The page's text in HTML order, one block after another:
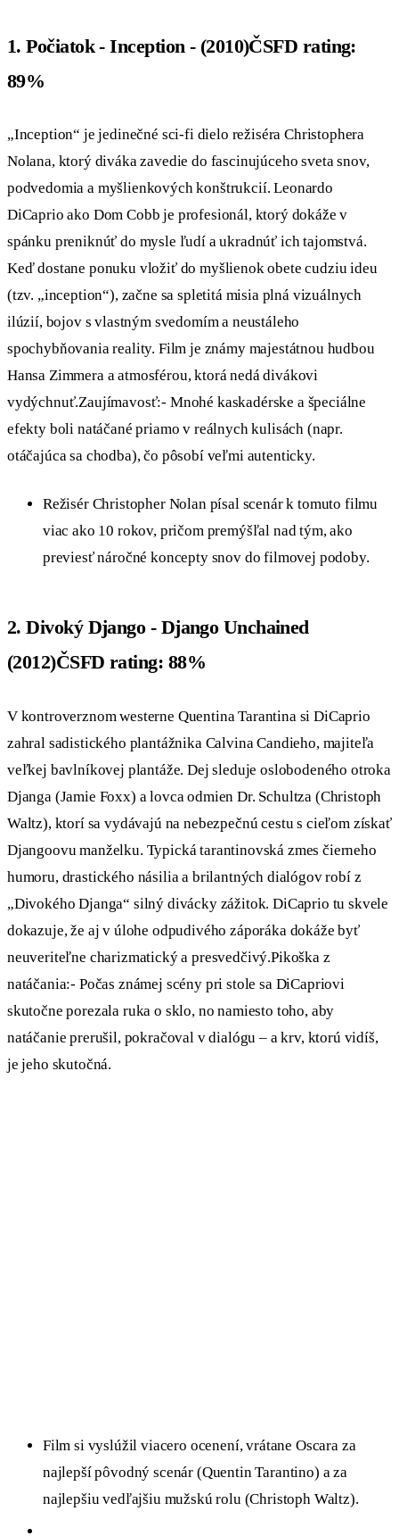
1. Počiatok - Inception - (2010)ČSFD rating:
89%
„Inception“ je jedinečné sci-fi dielo režiséra Christophera
Nolana, ktorý diváka zavedie do fascinujúceho sveta snov,
podvedomia a myšlienkových konštrukcií. Leonardo
DiCaprio ako Dom Cobb je profesionál, ktorý dokáže v
spánku preniknúť do mysle ľudí a ukradnúť ich tajomstvá.
Keď dostane ponuku vložiť do myšlienok obete cudziu ideu
(tzv. „inception“), začne sa spletitá misia plná vizuálnych
ilúzií, bojov s vlastným svedomím a neustáleho
spochybňovania reality. Film je známy majestátnou hudbou
Hansa Zimmera a atmosférou, ktorá nedá divákovi
vydýchnuť.Zaujímavosť:- Mnohé kaskadérske a špeciálne
efekty boli natáčané priamo v reálnych kulisách (napr.
otáčajúca sa chodba), čo pôsobí veľmi autenticky.
Režisér Christopher Nolan písal scenár k tomuto filmu
viac ako 10 rokov, pričom premýšľal nad tým, ako
previesť náročné koncepty snov do filmovej podoby.
2. Divoký Django - Django Unchained
(2012)ČSFD rating: 88%
V kontroverznom westerne Quentina Tarantina si DiCaprio
zahral sadistického plantážnika Calvina Candieho, majiteľa
veľkej bavlníkovej plantáže. Dej sleduje oslobodeného otroka
Djanga (Jamie Foxx) a lovca odmien Dr. Schultza (Christoph
Waltz), ktorí sa vydávajú na nebezpečnú cestu s cieľom získať
Djangoovu manželku. Typická tarantinovská zmes čierneho
humoru, drastického násilia a brilantných dialógov robí z
„Divokého Djanga“ silný divácky zážitok. DiCaprio tu skvele
dokazuje, že aj v úlohe odpudivého záporáka dokáže byť
neuveriteľne charizmatický a presvedčivý.Pikoška z
natáčania:- Počas známej scény pri stole sa DiCapriovi
skutočne porezala ruka o sklo, no namiesto toho, aby
natáčanie prerušil, pokračoval v dialógu – a krv, ktorú vidíš,
je jeho skutočná.
Film si vyslúžil viacero ocenení, vrátane Oscara za
najlepší pôvodný scenár (Quentin Tarantino) a za
najlepšiu vedľajšiu mužskú rolu (Christoph Waltz).